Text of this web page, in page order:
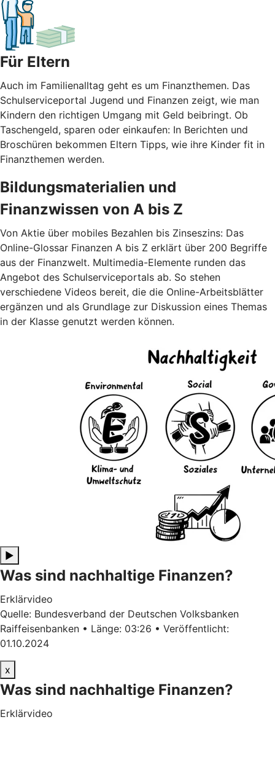
Für Eltern
Auch im Familienalltag geht es um Finanzthemen. Das
Schulserviceportal Jugend und Finanzen zeigt, wie man
Kindern den richtigen Umgang mit Geld beibringt. Ob
Taschengeld, sparen oder einkaufen: In Berichten und
Broschüren bekommen Eltern Tipps, wie ihre Kinder fit in
Finanzthemen werden.
Bildungsmaterialien und
Finanzwissen von A bis Z
Von Aktie über mobiles Bezahlen bis Zinseszins: Das
Online-Glossar Finanzen A bis Z erklärt über 200 Begriffe
aus der Finanzwelt. Multimedia-Elemente runden das
Angebot des Schulserviceportals ab. So stehen
verschiedene Videos bereit, die die Online-Arbeitsblätter
ergänzen und als Grundlage zur Diskussion eines Themas
in der Klasse genutzt werden können.
▶
Was sind nachhaltige Finanzen?
Erklärvideo
Quelle: Bundesverband der Deutschen Volksbanken
Raiffeisenbanken • Länge: 03:26 • Veröffentlicht:
01.10.2024
x
Was sind nachhaltige Finanzen?
Erklärvideo